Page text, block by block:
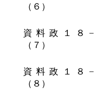
（６）
資料政１８−
（７）
資料政１８−
（８）